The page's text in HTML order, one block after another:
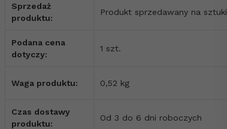
Sprzedaż
produktu:
Produkt sprzedawany na sztuki
Podana cena
dotyczy:
1 szt.
Waga produktu: 0,52 kg
Czas dostawy
produktu:
Od 3 do 6 dni roboczych